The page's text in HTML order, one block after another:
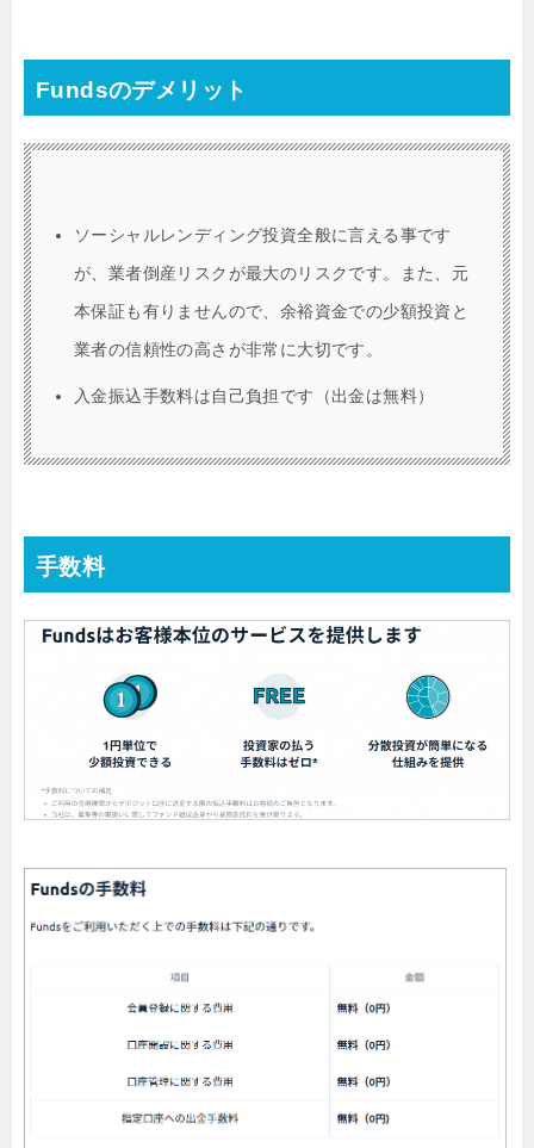
Fundsのデメリット
ソーシャルレンディング投資全般に言える事です
が、業者倒産リスクが最大のリスクです。また、元
本保証も有りませんので、余裕資金での少額投資と
業者の信頼性の高さが非常に大切です。
入金振込手数料は自己負担です（出金は無料）
手数料